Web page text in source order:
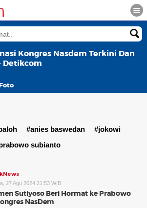
Kongres Nasdem Terkini Dan
Detikcom
#anies baswedan
#jokowi
subianto
27 Agu 2024 21:53 WIB
Sutiyoso Beri Hormat ke Prabowo
NasDem